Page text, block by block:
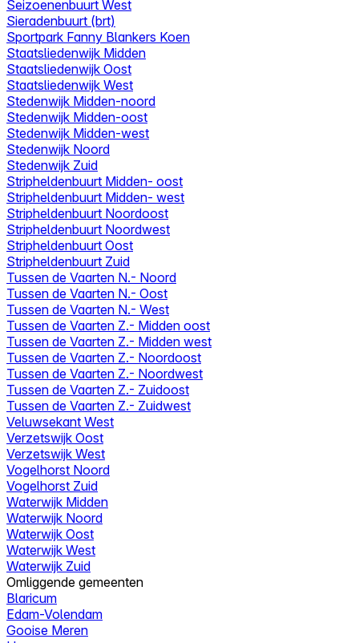
Seizoenenbuurt West
Sieradenbuurt (brt)
Sportpark Fanny Blankers Koen
Staatsliedenwijk Midden
Staatsliedenwijk Oost
Staatsliedenwijk West
Stedenwijk Midden-noord
Stedenwijk Midden-oost
Stedenwijk Midden-west
Stedenwijk Noord
Stedenwijk Zuid
Stripheldenbuurt Midden- oost
Stripheldenbuurt Midden- west
Stripheldenbuurt Noordoost
Stripheldenbuurt Noordwest
Stripheldenbuurt Oost
Stripheldenbuurt Zuid
Tussen de Vaarten N.- Noord
Tussen de Vaarten N.- Oost
Tussen de Vaarten N.- West
Tussen de Vaarten Z.- Midden oost
Tussen de Vaarten Z.- Midden west
Tussen de Vaarten Z.- Noordoost
Tussen de Vaarten Z.- Noordwest
Tussen de Vaarten Z.- Zuidoost
Tussen de Vaarten Z.- Zuidwest
Veluwsekant West
Verzetswijk Oost
Verzetswijk West
Vogelhorst Noord
Vogelhorst Zuid
Waterwijk Midden
Waterwijk Noord
Waterwijk Oost
Waterwijk West
Waterwijk Zuid
Omliggende gemeenten
Blaricum
Edam-Volendam
Gooise Meren